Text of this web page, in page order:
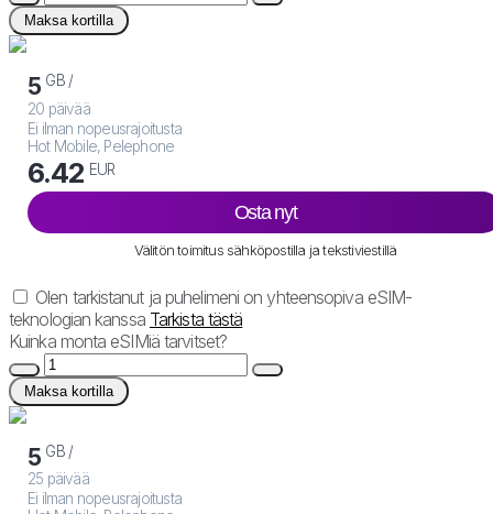
Maksa kortilla
5 GB /
20 päivää
Ei ilman nopeusrajoitusta
Hot Mobile, Pelephone
6.42 EUR
Osta nyt
Välitön toimitus sähköpostilla ja tekstiviestillä
Olen tarkistanut ja puhelimeni on yhteensopiva eSIM-
teknologian kanssa Tarkista tästä
Kuinka monta eSIMiä tarvitset?
Maksa kortilla
5 GB /
25 päivää
Ei ilman nopeusrajoitusta